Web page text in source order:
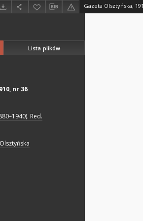
Gazeta Olsztyńska,
Lista plików
nr 36
Red.